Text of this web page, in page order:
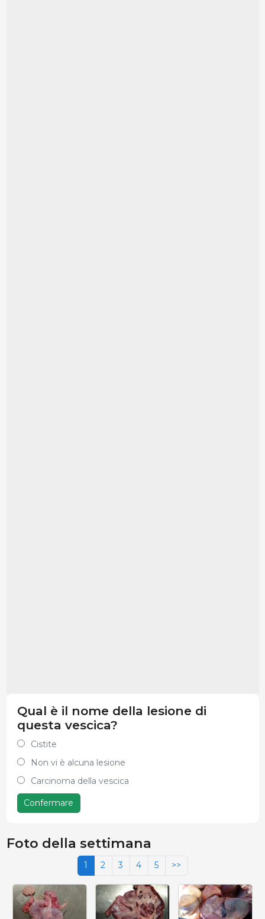
Qual è il nome della lesione di
questa vescica?
Cistite
Non vi è alcuna lesione
Carcinoma della vescica
Confermare
Foto della settimana
1 2 3 4 5 >>